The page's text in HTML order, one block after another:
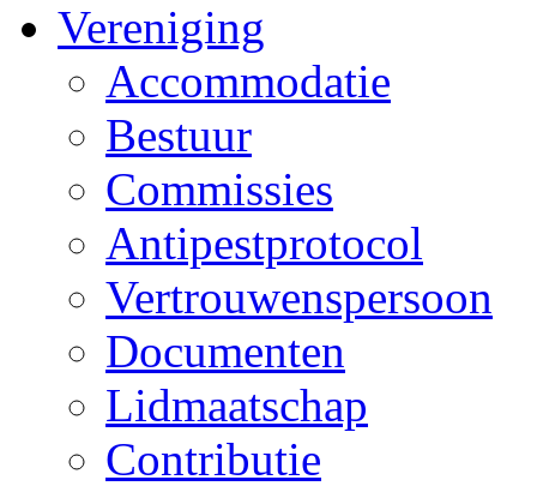
Vereniging
Accommodatie
Bestuur
Commissies
Antipestprotocol
Vertrouwenspersoon
Documenten
Lidmaatschap
Contributie